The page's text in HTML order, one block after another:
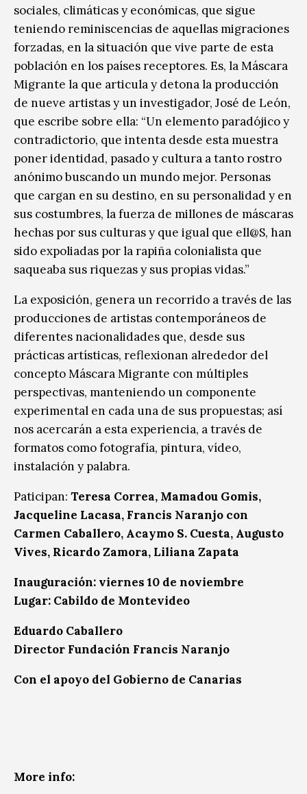
sociales, climáticas y económicas, que sigue
teniendo reminiscencias de aquellas migraciones
forzadas, en la situación que vive parte de esta
población en los países receptores. Es, la Máscara
Migrante la que articula y detona la producción
de nueve artistas y un investigador, José de León,
que escribe sobre ella: “Un elemento paradójico y
contradictorio, que intenta desde esta muestra
poner identidad, pasado y cultura a tanto rostro
anónimo buscando un mundo mejor. Personas
que cargan en su destino, en su personalidad y en
sus costumbres, la fuerza de millones de máscaras
hechas por sus culturas y que igual que ell@S, han
sido expoliadas por la rapiña colonialista que
saqueaba sus riquezas y sus propias vidas.”
La exposición, genera un recorrido a través de las
producciones de artistas contemporáneos de
diferentes nacionalidades que, desde sus
prácticas artísticas, reflexionan alrededor del
concepto Máscara Migrante con múltiples
perspectivas, manteniendo un componente
experimental en cada una de sus propuestas; así
nos acercarán a esta experiencia, a través de
formatos como fotografía, pintura, vídeo,
instalación y palabra.
Paticipan: Teresa Correa, Mamadou Gomis,
Jacqueline Lacasa, Francis Naranjo con
Carmen Caballero, Acaymo S. Cuesta, Augusto
Vives, Ricardo Zamora, Liliana Zapata
Inauguración: viernes 10 de noviembre
Lugar: Cabildo de Montevideo
Eduardo Caballero
Director Fundación Francis Naranjo
Con el apoyo del Gobierno de Canarias
More info: